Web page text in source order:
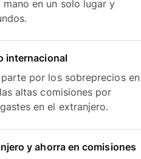
en un solo lugar y
internacional
por los sobreprecios en
altas comisiones por
en el extranjero.
y ahorra en comisiones